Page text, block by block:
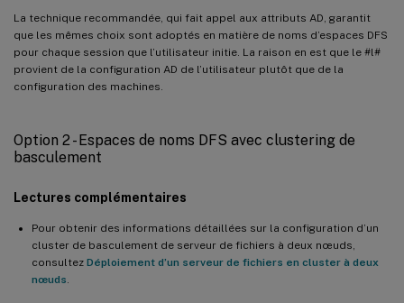
La technique recommandée, qui fait appel aux attributs AD, garantit
que les mêmes choix sont adoptés en matière de noms d’espaces DFS
pour chaque session que l’utilisateur initie. La raison en est que le #l#
provient de la configuration AD de l’utilisateur plutôt que de la
configuration des machines.
Option 2 - Espaces de noms DFS avec clustering de
basculement
Lectures complémentaires
Pour obtenir des informations détaillées sur la configuration d’un
cluster de basculement de serveur de fichiers à deux nœuds,
consultez Déploiement d’un serveur de fichiers en cluster à deux
nœuds.